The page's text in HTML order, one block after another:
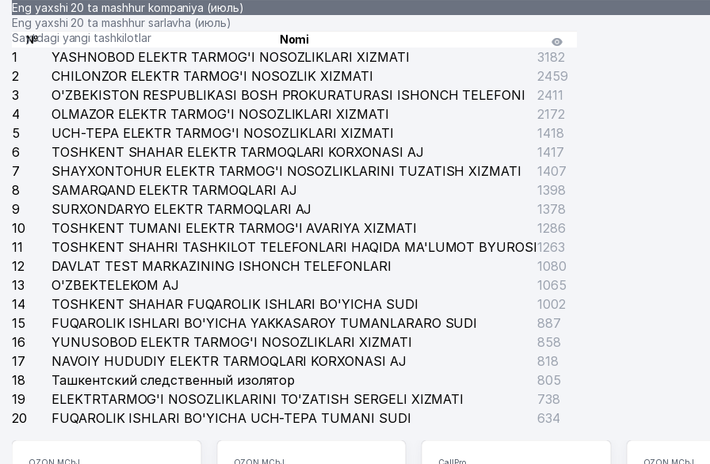
32 LITTLE KINDERLAND NODAVLAT TA'LIM MUASSASASI
GO TO KOREA STUDY MChJ
ADVANTOUR XUSUSIY KORXONASI
ТАШКЕНТСКОЕ ГОРОДСКОЕ ТЕРРИТОРИАЛЬНОЕ КОММУНАЛЬНО-ЭКСПЛУАТАЦИОННОЕ BIRLASHMASI
LIGHT BROKER MChJ
ARMADO LUXE GROUP MChJ
AGROTASH GROUP MChJ
DIAMOND DENTAL CARE MChJ
HOLIDAY TIME MChJ
MEGA COURIER EXPRESS MChJ
EXPRESS MAIL UNIVERSAL MChJ
STABLE VISITOR OILAVIY KORXONASI
VIZA PRINT MChJ
Eng yaxshi 20 ta mashhur kompaniya (июль)
Eng yaxshi 20 ta mashhur sarlavha (июль)
Saytdagi yangi tashkilotlar
№ Nomi
1 YASHNOBOD ELEKTR TARMOG'I NOSOZLIKLARI XIZMATI
3182
2
CHILONZOR ELEKTR TARMOG'I NOSOZLIK XIZMATI
2459
3
O'ZBEKISTON RESPUBLIKASI BOSH PROKURATURASI ISHONCH TELEFONI
2411
4
OLMAZOR ELEKTR TARMOG'I NOSOZLIKLARI XIZMATI
2172
5
UCH-TEPA ELEKTR TARMOG'I NOSOZLIKLARI XIZMATI
1418
6
TOSHKENT SHAHAR ELEKTR TARMOQLARI KORXONASI AJ
1417
7
SHAYXONTOHUR ELEKTR TARMOG'I NOSOZLIKLARINI TUZATISH XIZMATI
1407
8
SAMARQAND ELEKTR TARMOQLARI AJ
1398
9
SURXONDARYO ELEKTR TARMOQLARI AJ
1378
10
TOSHKENT TUMANI ELEKTR TARMOG'I AVARIYA XIZMATI
1286
11
TOSHKENT SHAHRI TASHKILOT TELEFONLARI HAQIDA MA'LUMOT BYUROSI1263
12
DAVLAT TEST MARKAZINING ISHONCH TELEFONLARI
1080
13
O'ZBEKTELEKOM AJ
1065
14
TOSHKENT SHAHAR FUQAROLIK ISHLARI BO'YICHA SUDI
1002
15
FUQAROLIK ISHLARI BO'YICHA YAKKASAROY TUMANLARARO SUDI
887
16
YUNUSOBOD ELEKTR TARMOG'I NOSOZLIKLARI XIZMATI
858
17
NAVOIY HUDUDIY ELEKTR TARMOQLARI KORXONASI AJ
818
18
Ташкентский следственный изолятор
805
19
ELEKTRTARMOG'I NOSOZLIKLARINI TO'ZATISH SERGELI XIZMATI
738
20
FUQAROLIK ISHLARI BO'YICHA UCH-TEPA TUMANI SUDI 634